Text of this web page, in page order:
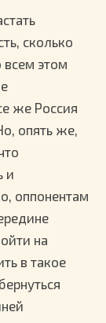
сколько
всем этом
же Россия
опять же,
и
оппонентам
на
в такое